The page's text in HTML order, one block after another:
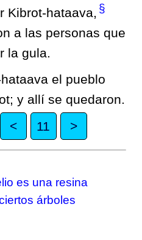
Kibrot-hataava, §
a las personas que
la gula.
el pueblo
y allí se quedaron.
< 11 >
es una resina
árboles